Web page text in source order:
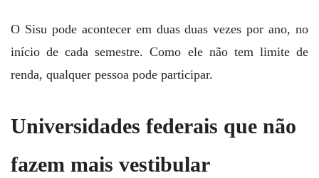
O Sisu pode acontecer em duas duas vezes por ano, no
início de cada semestre. Como ele não tem limite de
renda, qualquer pessoa pode participar.
Universidades federais que não
fazem mais vestibular